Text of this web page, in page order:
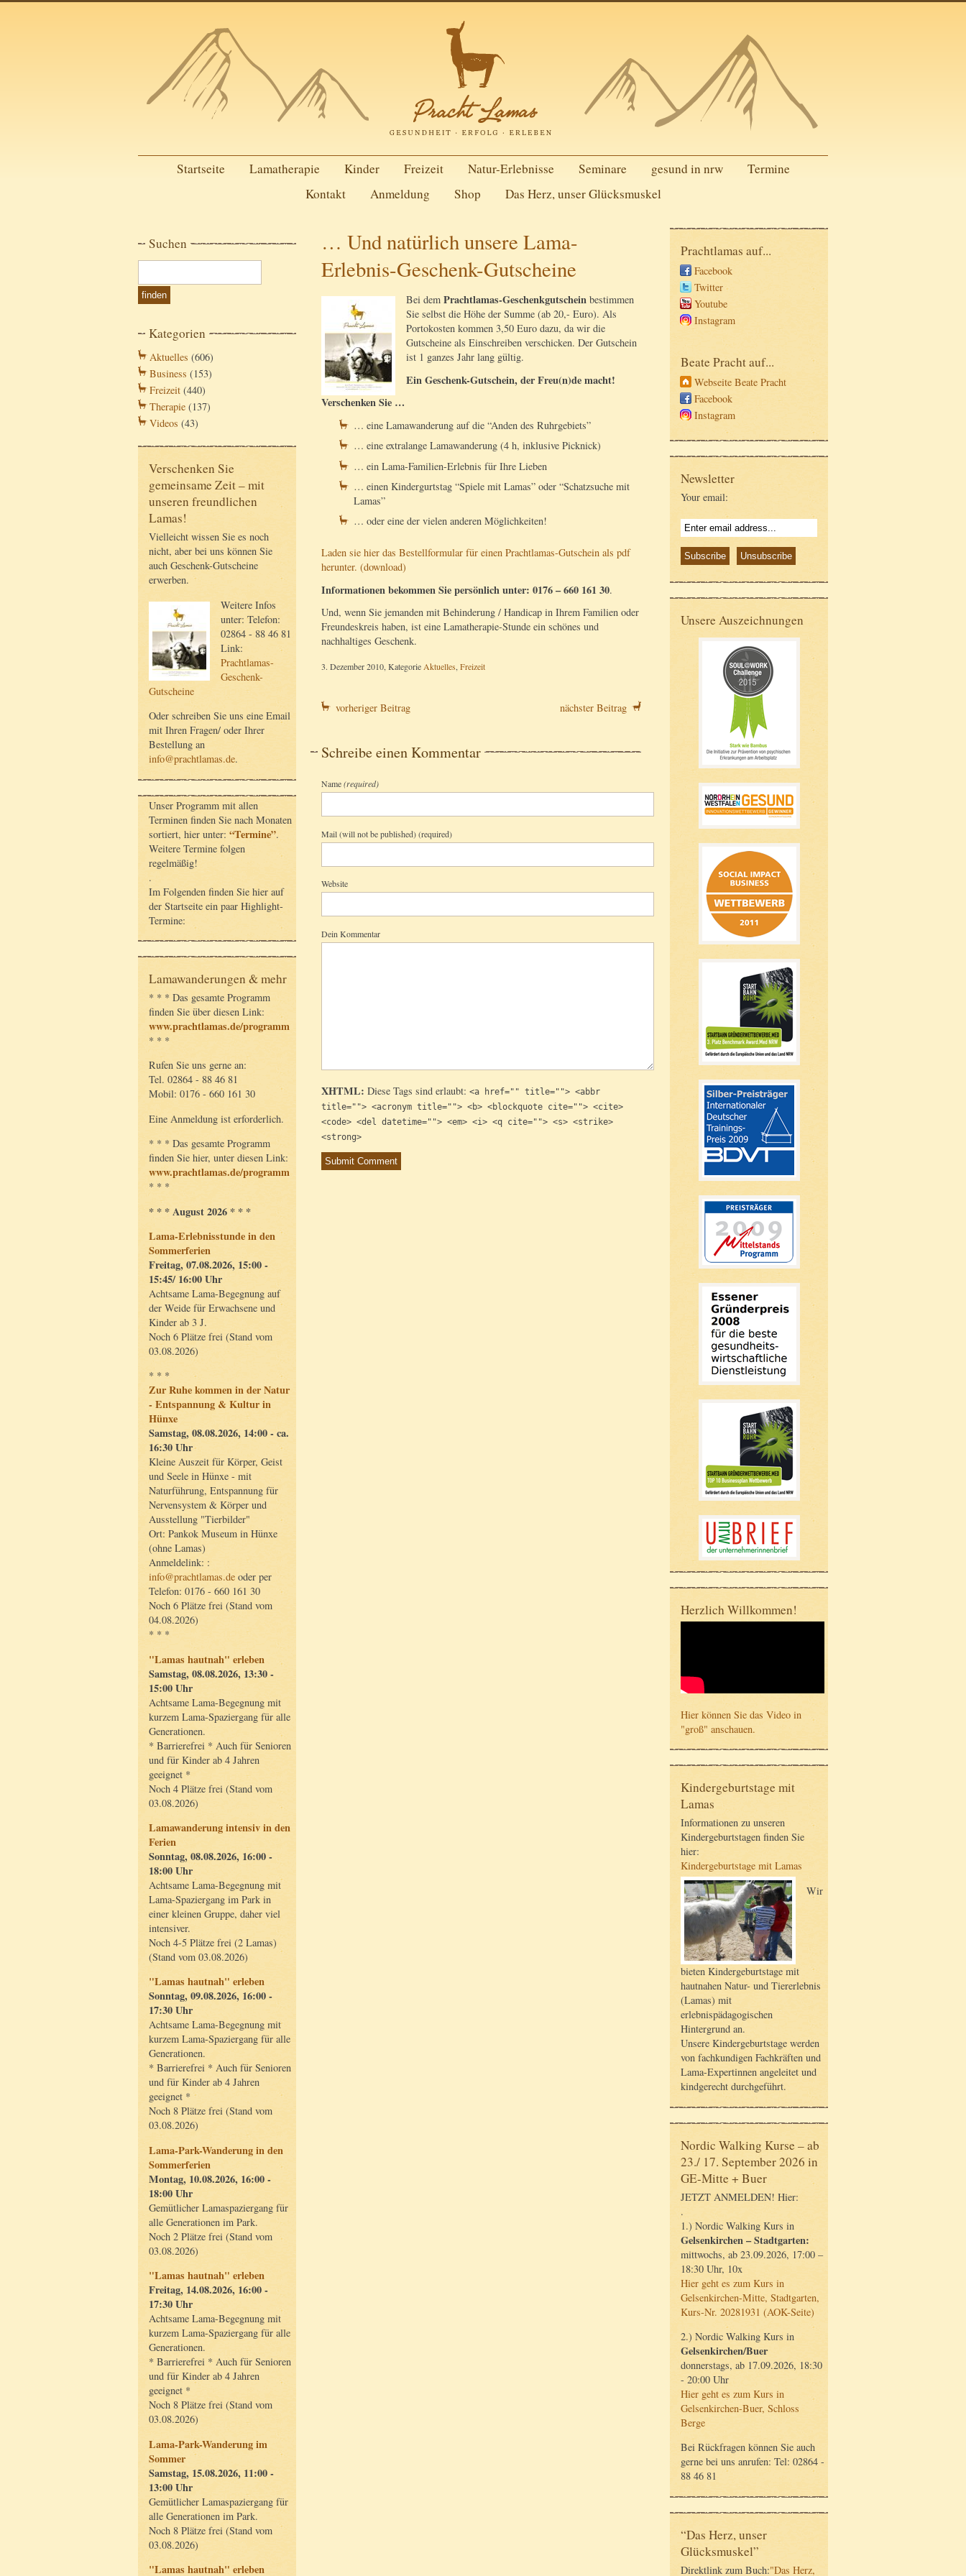
Startseite Lamatherapie Kinder Freizeit Natur-Erlebnisse Seminare gesund in nrw
Termine
Kontakt
Anmeldung Shop Das Herz, unser Glücksmuskel
Suchen
Kategorien
Aktuelles (606)
Business (153)
Freizeit (440)
Therapie (137)
Videos (43)
Verschenken Sie
gemeinsame Zeit – mit
unseren freundlichen
Lamas!
Vielleicht wissen Sie es noch
nicht, aber bei uns können Sie
auch Geschenk-Gutscheine
erwerben.
Weitere Infos
unter: Telefon:
02864 - 88 46 81
Link:
Prachtlamas-
Geschenk-
Gutscheine
Oder schreiben Sie uns eine Email
mit Ihren Fragen/ oder Ihrer
Bestellung an
info@prachtlamas.de.
Unser Programm mit allen
Terminen finden Sie nach Monaten
sortiert, hier unter: “Termine”.
Weitere Termine folgen
regelmäßig!
.
Im Folgenden finden Sie hier auf
der Startseite ein paar Highlight-
Termine:
Lamawanderungen & mehr
* * * Das gesamte Programm
finden Sie über diesen Link:
www.prachtlamas.de/programm
* * *
Rufen Sie uns gerne an:
Tel. 02864 - 88 46 81
Mobil: 0176 - 660 161 30
Eine Anmeldung ist erforderlich.
* * * Das gesamte Programm
finden Sie hier, unter diesen Link:
www.prachtlamas.de/programm
* * *
* * * August 2026 * * *
Lama-Erlebnisstunde in den
Sommerferien
Freitag, 07.08.2026, 15:00 -
15:45/ 16:00 Uhr
Achtsame Lama-Begegnung auf
der Weide für Erwachsene und
Kinder ab 3 J.
Noch 6 Plätze frei (Stand vom
03.08.2026)
* * *
Zur Ruhe kommen in der Natur
- Entspannung & Kultur in
Hünxe
Samstag, 08.08.2026, 14:00 - ca.
16:30 Uhr
Kleine Auszeit für Körper, Geist
und Seele in Hünxe - mit
Naturführung, Entspannung für
Nervensystem & Körper und
Ausstellung "Tierbilder"
Ort: Pankok Museum in Hünxe
(ohne Lamas)
Anmeldelink: :
info@prachtlamas.de oder per
Telefon: 0176 - 660 161 30
Noch 6 Plätze frei (Stand vom
04.08.2026)
* * *
"Lamas hautnah" erleben
Samstag, 08.08.2026, 13:30 -
15:00 Uhr
Achtsame Lama-Begegnung mit
kurzem Lama-Spaziergang für alle
Generationen.
* Barrierefrei * Auch für Senioren
und für Kinder ab 4 Jahren
geeignet *
Noch 4 Plätze frei (Stand vom
03.08.2026)
Lamawanderung intensiv in den
Ferien
Sonntag, 08.08.2026, 16:00 -
18:00 Uhr
Achtsame Lama-Begegnung mit
Lama-Spaziergang im Park in
einer kleinen Gruppe, daher viel
intensiver.
Noch 4-5 Plätze frei (2 Lamas)
(Stand vom 03.08.2026)
"Lamas hautnah" erleben
Sonntag, 09.08.2026, 16:00 -
17:30 Uhr
Achtsame Lama-Begegnung mit
kurzem Lama-Spaziergang für alle
Generationen.
* Barrierefrei * Auch für Senioren
und für Kinder ab 4 Jahren
geeignet *
Noch 8 Plätze frei (Stand vom
03.08.2026)
Lama-Park-Wanderung in den
Sommerferien
Montag, 10.08.2026, 16:00 -
18:00 Uhr
Gemütlicher Lamaspaziergang für
alle Generationen im Park.
Noch 2 Plätze frei (Stand vom
03.08.2026)
"Lamas hautnah" erleben
Freitag, 14.08.2026, 16:00 -
17:30 Uhr
Achtsame Lama-Begegnung mit
kurzem Lama-Spaziergang für alle
Generationen.
* Barrierefrei * Auch für Senioren
und für Kinder ab 4 Jahren
geeignet *
Noch 8 Plätze frei (Stand vom
03.08.2026)
Lama-Park-Wanderung im
Sommer
Samstag, 15.08.2026, 11:00 -
13:00 Uhr
Gemütlicher Lamaspaziergang für
alle Generationen im Park.
Noch 8 Plätze frei (Stand vom
03.08.2026)
"Lamas hautnah" erleben
… Und natürlich unsere Lama-
Erlebnis-Geschenk-Gutscheine
Bei dem Prachtlamas-Geschenkgutschein bestimmen
Sie selbst die Höhe der Summe (ab 20,- Euro). Als
Portokosten kommen 3,50 Euro dazu, da wir die
Gutscheine als Einschreiben verschicken. Der Gutschein
ist 1 ganzes Jahr lang gültig.
Ein Geschenk-Gutschein, der Freu(n)de macht!
Verschenken Sie …
… eine Lamawanderung auf die “Anden des Ruhrgebiets”
… eine extralange Lamawanderung (4 h, inklusive Picknick)
… ein Lama-Familien-Erlebnis für Ihre Lieben
… einen Kindergurtstag “Spiele mit Lamas” oder “Schatzsuche mit
Lamas”
… oder eine der vielen anderen Möglichkeiten!
Laden sie hier das Bestellformular für einen Prachtlamas-Gutschein als pdf
herunter. (download)
Informationen bekommen Sie persönlich unter: 0176 – 660 161 30.
Und, wenn Sie jemanden mit Behinderung / Handicap in Ihrem Familien oder
Freundeskreis haben, ist eine Lamatherapie-Stunde ein schönes und
nachhaltiges Geschenk.
3. Dezember 2010, Kategorie Aktuelles Freizeit
vorheriger Beitrag nächster Beitrag
Schreibe einen Kommentar
Name(required)
Mail (will not be published) (required)
Website
Dein Kommentar
XHTML: Diese Tags sind erlaubt: <a href="" title=""> <abbr
title=""> <acronym title=""> <b> <blockquote cite=""> <cite>
<code> <del datetime=""> <em> <i> <q cite=""> <s> <strike>
<strong>
Prachtlamas auf...
Facebook
Twitter
Youtube
Instagram
Beate Pracht auf...
Webseite Beate Pracht
Facebook
Instagram
Newsletter
Your email:
Unsere Auszeichnungen
Herzlich Willkommen!
Hier können Sie das Video in
"groß" anschauen.
Kindergeburtstage mit
Lamas
Informationen zu unseren
Kindergeburtstagen finden Sie
hier:
Kindergeburtstage mit Lamas
Wir
bieten Kindergeburtstage mit
hautnahen Natur- und Tiererlebnis
(Lamas) mit
erlebnispädagogischen
Hintergrund an.
Unsere Kindergeburtstage werden
von fachkundigen Fachkräften und
Lama-Expertinnen angeleitet und
kindgerecht durchgeführt.
Nordic Walking Kurse – ab
23./ 17. September 2026 in
GE-Mitte + Buer
JETZT ANMELDEN! Hier:
.
1.) Nordic Walking Kurs in
Gelsenkirchen – Stadtgarten:
mittwochs, ab 23.09.2026, 17:00 –
18:30 Uhr, 10x
Hier geht es zum Kurs in
Gelsenkirchen-Mitte, Stadtgarten,
Kurs-Nr. 20281931 (AOK-Seite)
2.) Nordic Walking Kurs in
Gelsenkirchen/Buer
donnerstags, ab 17.09.2026, 18:30
- 20:00 Uhr
Hier geht es zum Kurs in
Gelsenkirchen-Buer, Schloss
Berge
Bei Rückfragen können Sie auch
gerne bei uns anrufen: Tel: 02864 -
88 46 81
“Das Herz, unser
Glücksmuskel”
Direktlink zum Buch:"Das Herz,